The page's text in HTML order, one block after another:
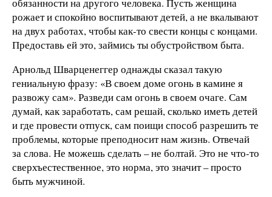
обязанности на другого человека. Пусть женщина
рожает и спокойно воспитывают детей, а не вкалывают
на двух работах, чтобы как-то свести концы с концами.
Предоставь ей это, займись ты обустройством быта.
Арнольд Шварценеггер однажды сказал такую
гениальную фразу: «В своем доме огонь в камине я
развожу сам». Разведи сам огонь в своем очаге. Сам
думай, как заработать, сам решай, сколько иметь детей
и где провести отпуск, сам поищи способ разрешить те
проблемы, которые преподносит нам жизнь. Отвечай
за слова. Не можешь сделать – не болтай. Это не что-то
сверхъестественное, это норма, это значит – просто
быть мужчиной.